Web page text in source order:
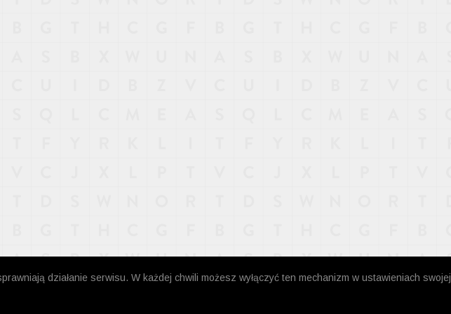
działanie serwisu. W każdej chwili możesz wyłączyć ten mechanizm w ustawieniach swojej